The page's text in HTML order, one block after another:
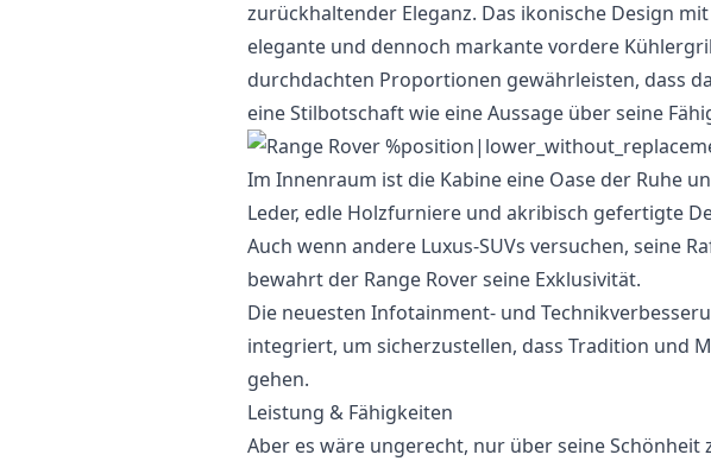
zurückhaltender Eleganz. Das ikonische Design
elegante und dennoch markante vordere
durchdachten Proportionen gewährleisten, dass
eine Stilbotschaft wie eine Aussage über seine
Im Innenraum ist die Kabine eine Oase der Ruhe
Leder, edle Holzfurniere und akribisch gefertigte
Auch wenn andere Luxus-SUVs versuchen, seine
bewahrt der Range Rover seine Exklusivität.
Die neuesten Infotainment- und
integriert, um sicherzustellen, dass Tradition und
gehen.
Leistung & Fähigkeiten
Aber es wäre ungerecht, nur über seine Schönheit